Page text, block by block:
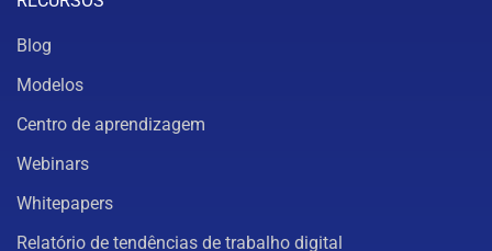
Blog
Modelos
Centro de aprendizagem
Webinars
Whitepapers
Relatório de tendências de trabalho digital